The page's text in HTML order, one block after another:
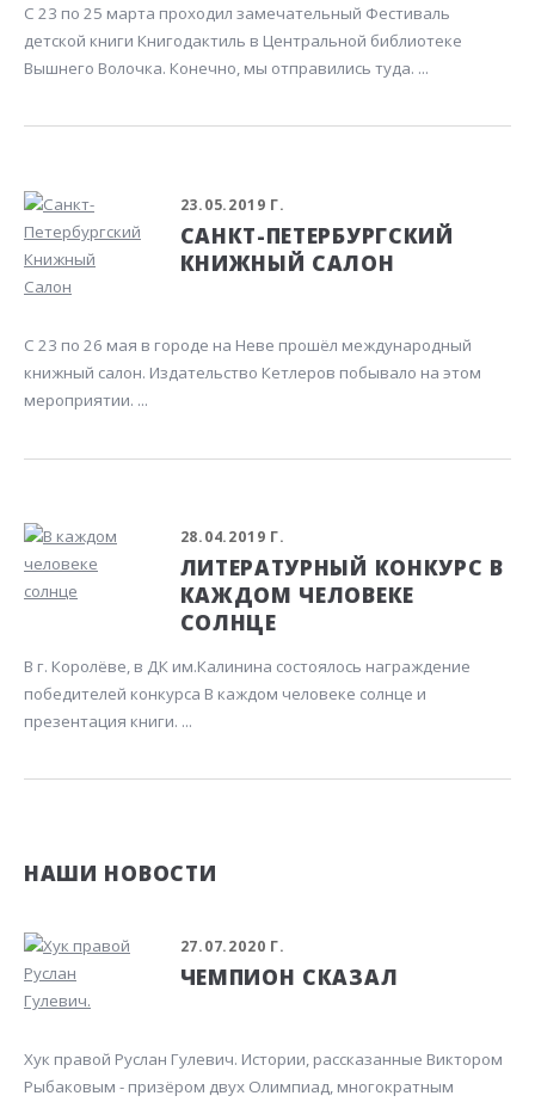
С 23 по 25 марта проходил замечательный Фестиваль
детской книги Книгодактиль в Центральной библиотеке
Вышнего Волочка. Конечно, мы отправились туда. ...
23.05.2019 Г.
САНКТ-ПЕТЕРБУРГСКИЙ
КНИЖНЫЙ САЛОН
С 23 по 26 мая в городе на Неве прошёл международный
книжный салон. Издательство Кетлеров побывало на этом
мероприятии. ...
28.04.2019 Г.
ЛИТЕРАТУРНЫЙ КОНКУРС В
КАЖДОМ ЧЕЛОВЕКЕ
СОЛНЦЕ
В г. Королёве, в ДК им.Калинина состоялось награждение
победителей конкурса В каждом человеке солнце и
презентация книги. ...
НАШИ НОВОСТИ
27.07.2020 Г.
ЧЕМПИОН СКАЗАЛ
Хук правой Руслан Гулевич. Истории, рассказанные Виктором
Рыбаковым - призёром двух Олимпиад, многократным